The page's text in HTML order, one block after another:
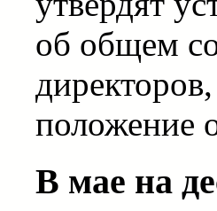
об общем
положение
В мае на